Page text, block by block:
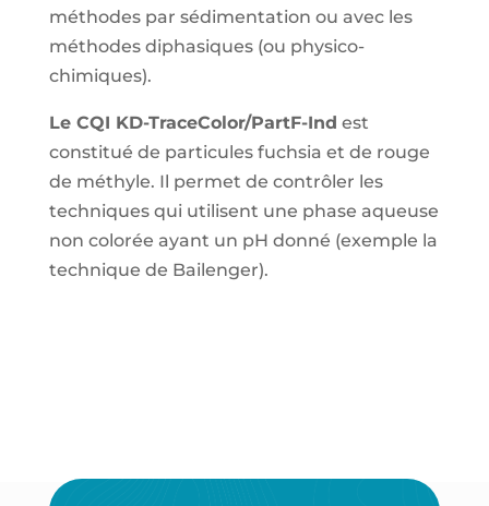
méthodes par sédimentation ou avec les
méthodes diphasiques (ou physico-
chimiques).
Le CQI KD-TraceColor/PartF-Ind est
constitué de particules fuchsia et de rouge
de méthyle. Il permet de contrôler les
techniques qui utilisent une phase aqueuse
non colorée ayant un pH donné (exemple la
technique de Bailenger).